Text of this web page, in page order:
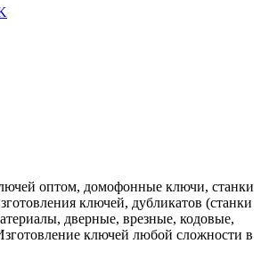
оптом, домофонные ключи, станки
ключей, дубликатов (станки
дверные, врезные, кодовые,
ключей любой сложности в